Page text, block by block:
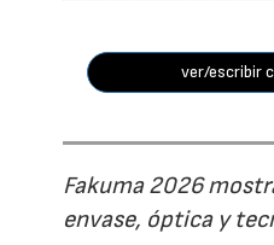
ver/escribir
Fakuma 2026
envase, óptica y